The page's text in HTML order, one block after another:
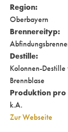
Region:
Oberbayern
Brennereityp:
Destille:
Kolonnen-
Brennblase
Produktion pro
k.A.
Zur Webseite